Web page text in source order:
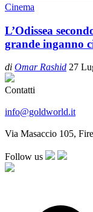
Cinema
L’Odissea
grande inganno
di Omar Rashid 27
Contatti
info@goldworld.it
Via Masaccio 105,
Follow us